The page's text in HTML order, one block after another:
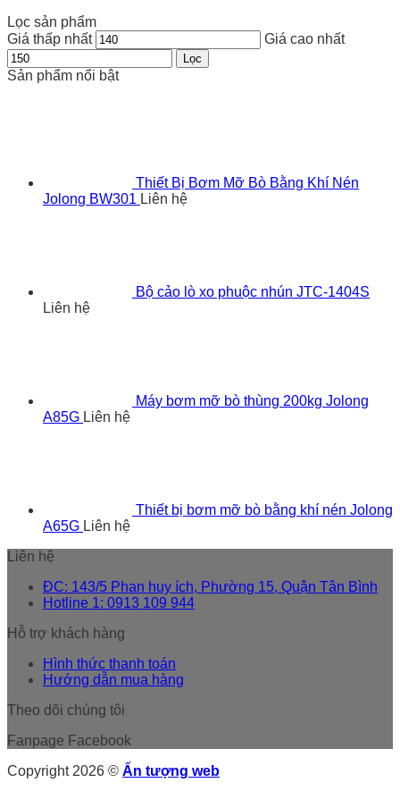
Lọc sản phẩm
Giá thấp nhất
Giá cao nhất
Lọc
Sản phẩm nổi bật
Thiết Bị Bơm Mỡ Bò Bằng Khí Nén
Jolong BW301 Liên hệ
Bộ cảo lò xo phuộc nhún JTC-1404S
Liên hệ
Máy bơm mỡ bò thùng 200kg Jolong
A85G Liên hệ
Thiết bị bơm mỡ bò bằng khí nén Jolong
A65G Liên hệ
Liên hệ
ĐC: 143/5 Phan huy ích, Phường 15, Quận Tân Bình
Hotline 1: 0913 109 944
Hỗ trợ khách hàng
Hình thức thanh toán
Hướng dẫn mua hàng
Theo dõi chúng tôi
Fanpage Facebook
Copyright 2026 © Ấn tượng web